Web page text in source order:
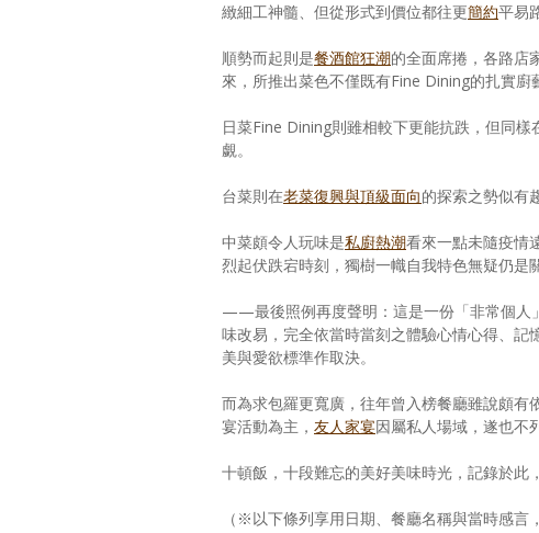
緻細工神髓、但從形式到價位都往更簡約平易
順勢而起則是餐酒館狂潮的全面席捲，各路店
來，所推出菜色不僅既有Fine Dining的扎實
日菜Fine Dining則雖相較下更能抗跌，但同樣
覷。
台菜則在老菜復興與頂級面向的探索之勢似有
中菜頗令人玩味是私廚熱潮看來一點未隨疫情
烈起伏跌宕時刻，獨樹一幟自我特色無疑仍是
——最後照例再度聲明：這是一份「非常個人
味改易，完全依當時當刻之體驗心情心得、
美與愛欲標準作取決。
而為求包羅更寬廣，往年曾入榜餐廳雖說頗
宴活動為主， 友人家宴因屬私人場域，遂也不
十頓飯，十段難忘的美好美味時光，記錄於此
（※以下條列享用日期、餐廳名稱與當時感